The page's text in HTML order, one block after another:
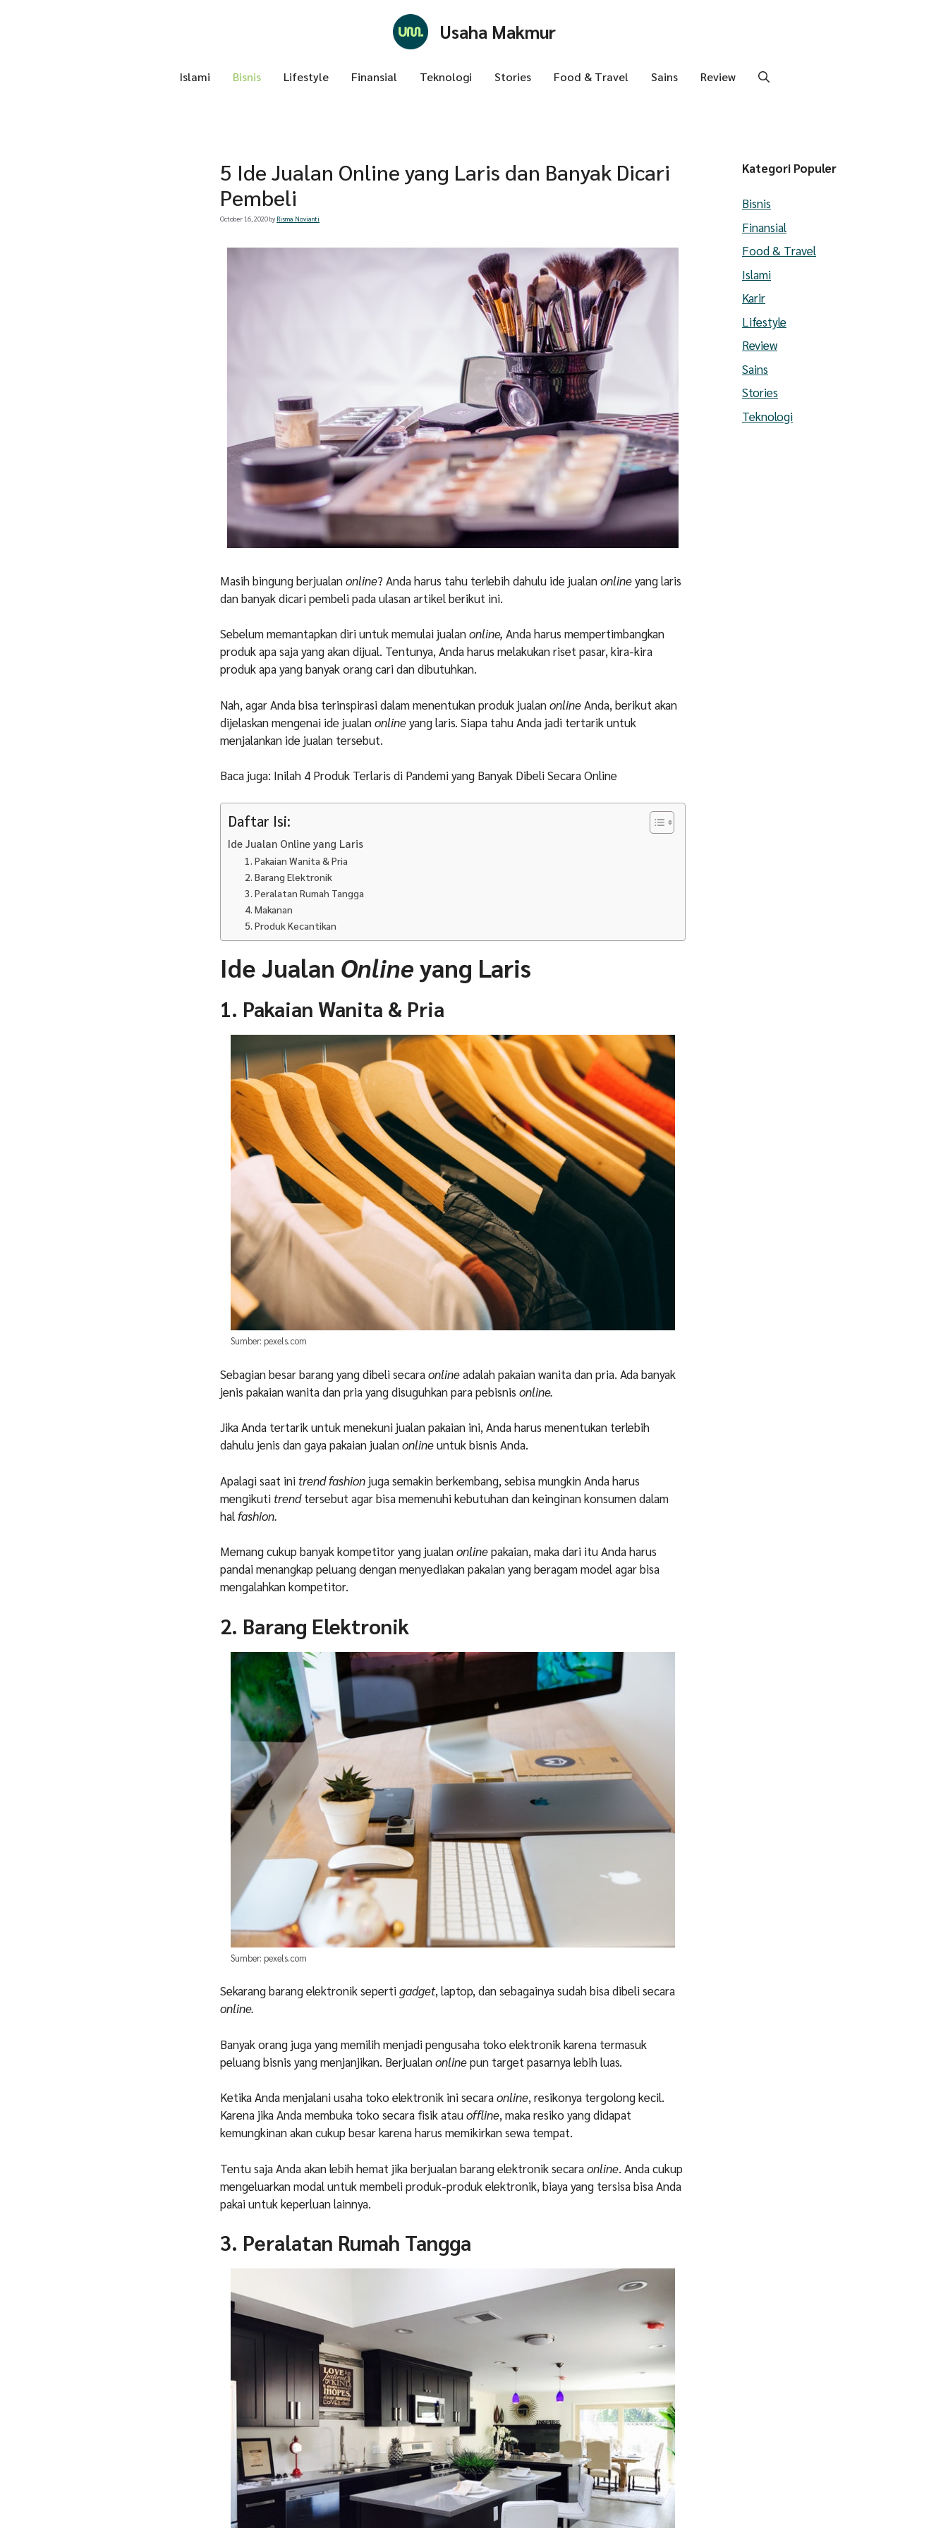
Usaha Makmur
Islami Bisnis Lifestyle Finansial Teknologi Stories Food & Travel Sains Review
5 Ide Jualan Online yang Laris dan Banyak Dicari
Pembeli
October 16, 2020by Risma Novianti
Masih bingung berjualanonline? Anda harus tahu terlebih dahulu ide jualanonlineyang laris
dan banyak dicari pembeli pada ulasan artikel berikut ini.
Sebelum memantapkan diri untuk memulai jualanonline, Anda harus mempertimbangkan
produk apa saja yang akan dijual. Tentunya, Anda harus melakukan riset pasar, kira-kira
produk apa yang banyak orang cari dan dibutuhkan.
Nah, agar Anda bisa terinspirasi dalam menentukan produk jualanonlineAnda, berikut akan
dijelaskan mengenai ide jualanonlineyang laris. Siapa tahu Anda jadi tertarik untuk
menjalankan ide jualan tersebut.
Baca juga: Inilah 4 Produk Terlaris di Pandemi yang Banyak Dibeli Secara Online
Daftar Isi:
Ide Jualan Online yang Laris
1. Pakaian Wanita & Pria
2. Barang Elektronik
3. Peralatan Rumah Tangga
4. Makanan
5. Produk Kecantikan
Ide Jualan Online yang Laris
1. Pakaian Wanita & Pria
Sumber: pexels.com
Sebagian besar barang yang dibeli secaraonlineadalah pakaian wanita dan pria. Ada banyak
jenis pakaian wanita dan pria yang disuguhkan para pebisnis online.
Jika Anda tertarik untuk menekuni jualan pakaian ini, Anda harus menentukan terlebih
dahulu jenis dan gaya pakaian jualanonlineuntuk bisnis Anda.
Apalagi saat initrend fashion juga semakin berkembang, sebisa mungkin Anda harus
mengikutitrendtersebut agar bisa memenuhi kebutuhan dan keinginan konsumen dalam
halfashion.
Memang cukup banyak kompetitor yang jualanonlinepakaian, maka dari itu Anda harus
pandai menangkap peluang dengan menyediakan pakaian yang beragam model agar bisa
mengalahkan kompetitor.
2. Barang Elektronik
Sumber: pexels.com
Sekarang barang elektronik sepertigadget, laptop, dan sebagainya sudah bisa dibeli secara
online.
Banyak orang juga yang memilih menjadi pengusaha toko elektronik karena termasuk
peluang bisnis yang menjanjikan. Berjualanonlinepun target pasarnya lebih luas.
Ketika Anda menjalani usaha toko elektronik ini secaraonline, resikonya tergolong kecil.
Karena jika Anda membuka toko secara fisik atauoffline, maka resiko yang didapat
kemungkinan akan cukup besar karena harus memikirkan sewa tempat.
Tentu saja Anda akan lebih hemat jika berjualan barang elektronik secaraonline. Anda cukup
mengeluarkan modal untuk membeli produk-produk elektronik, biaya yang tersisa bisa Anda
pakai untuk keperluan lainnya.
3. Peralatan Rumah Tangga
Kategori Populer
Bisnis
Finansial
Food & Travel
Islami
Karir
Lifestyle
Review
Sains
Stories
Teknologi